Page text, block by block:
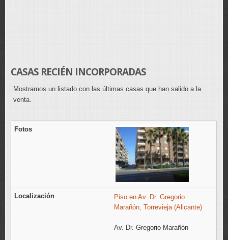
CASAS RECIÉN INCORPORADAS
Mostramos un listado con las últimas casas que han salido a la
venta.
Piso en Av. Dr. Gregorio
Marañón, Torrevieja (Alicante)
Av. Dr. Gregorio Marañón